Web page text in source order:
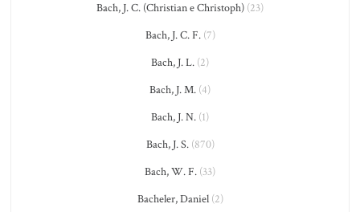
Bach, J. C. (Christian e Christoph) (23)
Bach, J. C. F.(7)
Bach, J. L. (2)
Bach, J. M. (4)
Bach, J. N. (1)
Bach, J. S.(870)
Bach, W. F. (33)
Bacheler, Daniel(2)